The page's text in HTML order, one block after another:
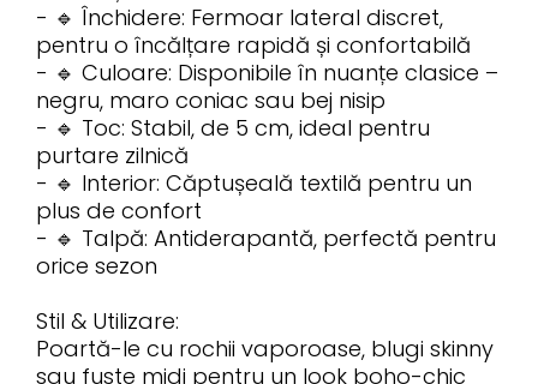
- 🔹 Închidere: Fermoar lateral discret,
pentru o încălțare rapidă și confortabilă
- 🔹 Culoare: Disponibile în nuanțe clasice –
negru, maro coniac sau bej nisip
- 🔹 Toc: Stabil, de 5 cm, ideal pentru
purtare zilnică
- 🔹 Interior: Căptușeală textilă pentru un
plus de confort
- 🔹 Talpă: Antiderapantă, perfectă pentru
orice sezon
Stil & Utilizare:
Poartă-le cu rochii vaporoase, blugi skinny
sau fuste midi pentru un look boho-chic